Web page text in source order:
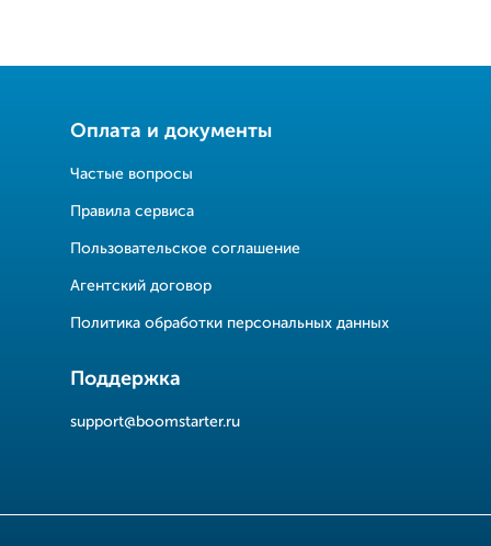
Оплата и документы
Частые вопросы
Правила сервиса
Пользовательское соглашение
Агентский договор
Политика обработки персональных данных
Поддержка
support@boomstarter.ru